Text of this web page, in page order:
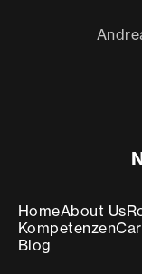
HomeAbout Us
Kompetenzen
Blog